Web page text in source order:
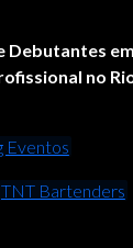
no
Eventos
TNT Bartenders